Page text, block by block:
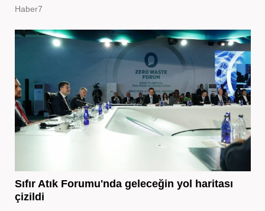
Haber7
Sıfır Atık Forumu'nda geleceğin yol haritası
çizildi